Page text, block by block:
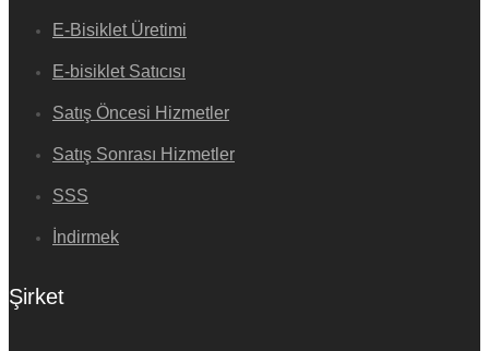
E-Bisiklet Üretimi
E-bisiklet Satıcısı
Satış Öncesi Hizmetler
Satış Sonrası Hizmetler
SSS
İndirmek
Şirket